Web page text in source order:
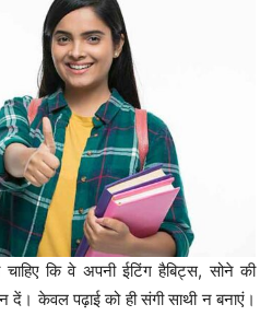
चाहिए कि वे अपनी ईटिंग हैबिट्स, सोने की
दें। केवल पढ़ाई को ही संगी साथी न बनाएं।